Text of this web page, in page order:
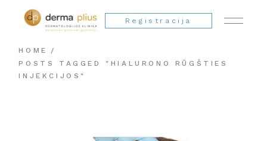
Registracija
HOME
POSTS TAGGED "HIALURONO RŪGŠTIES
INJEKCIJOS"